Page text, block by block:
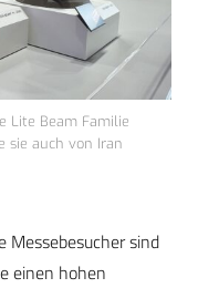
Lite Beam Familie
sie auch von Iran
Messebesucher sind
einen hohen